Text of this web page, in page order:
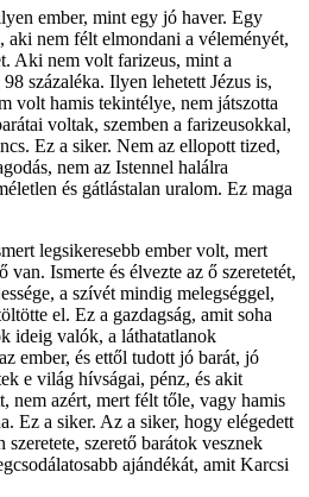
ember, mint egy jó haver. Egy
nem félt elmondani a véleményét,
Aki nem volt farizeus, mint a
százaléka. Ilyen lehetett Jézus is,
volt hamis tekintélye, nem játszotta
voltak, szemben a farizeusokkal,
Ez a siker. Nem az ellopott tized,
nem az Istennel halálra
és gátlástalan uralom. Ez maga
legsikeresebb ember volt, mert
van. Ismerte és élvezte az ő szeretetét,
a szívét mindig melegséggel,
el. Ez a gazdagság, amit soha
ideig valók, a láthatatlanok
ember, és ettől tudott jó barát, jó
e világ hívságai, pénz, és akit
nem azért, mert félt tőle, vagy hamis
Ez a siker. Az a siker, hogy elégedett
szerető barátok vesznek
ajándékát, amit Karcsi